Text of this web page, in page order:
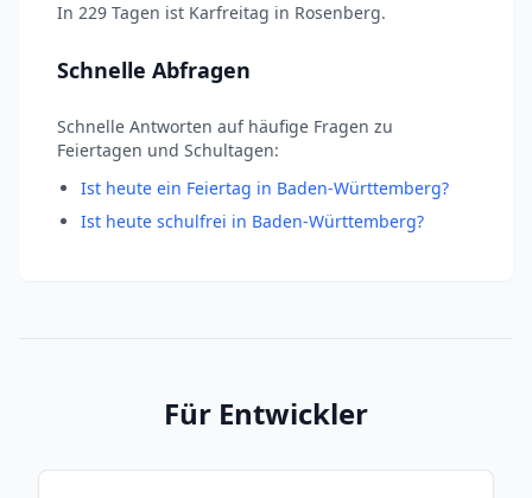
In 229 Tagen ist Karfreitag in Rosenberg.
Schnelle Abfragen
Schnelle Antworten auf häufige Fragen zu
Feiertagen und Schultagen:
Ist heute ein Feiertag in Baden-Württemberg?
Ist heute schulfrei in Baden-Württemberg?
Für Entwickler